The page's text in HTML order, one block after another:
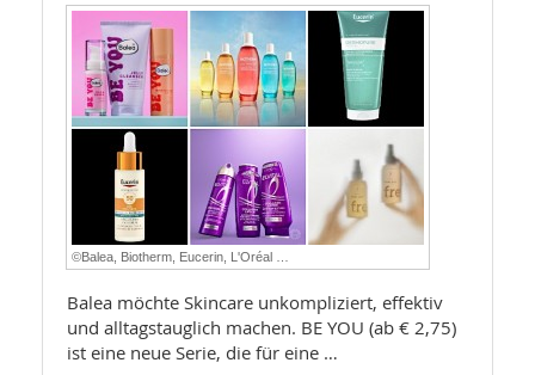
©Balea, Biotherm, Eucerin, L'Oréal …
Balea möchte Skincare unkompliziert, effektiv
und alltagstauglich machen. BE YOU (ab € 2,75)
ist eine neue Serie, die für eine …